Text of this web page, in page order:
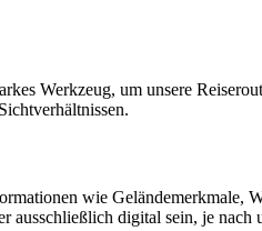
Werkzeug, um unsere
wie Geländemerkmale,
ausschließlich digital sein, je nach